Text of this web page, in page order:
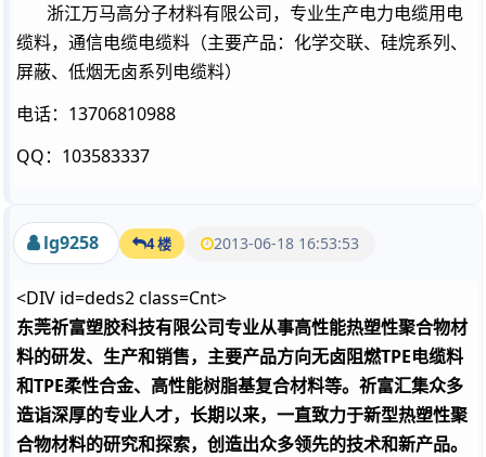
浙江万马高分子材料有限公司，专业生产电力电缆用电
缆料，通信电缆电缆料（主要产品：化学交联、硅烷系列、
屏蔽、低烟无卤系列电缆料）
电话：13706810988
QQ：103583337
lg9258 4 楼 2013-06-18 16:53:53
<DIV id=deds2 class=Cnt>
东莞祈富塑胶科技有限公司专业从事高性能热塑性聚合物材
料的研发、生产和销售，主要产品方向无卤阻燃TPE电缆料
和TPE柔性合金、高性能树脂基复合材料等。祈富汇集众多
造诣深厚的专业人才，长期以来，一直致力于新型热塑性聚
合物材料的研究和探索，创造出众多领先的技术和新产品。